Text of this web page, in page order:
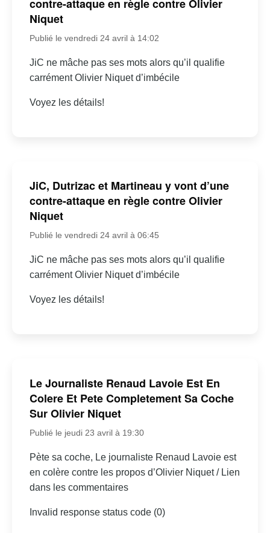
contre-attaque en règle contre Olivier
Niquet
Publié le vendredi 24 avril à 14:02
JiC ne mâche pas ses mots alors qu’il qualifie
carrément Olivier Niquet d’imbécile
Voyez les détails!
JiC, Dutrizac et Martineau y vont d’une
contre-attaque en règle contre Olivier
Niquet
Publié le vendredi 24 avril à 06:45
JiC ne mâche pas ses mots alors qu’il qualifie
carrément Olivier Niquet d’imbécile
Voyez les détails!
Le Journaliste Renaud Lavoie Est En
Colere Et Pete Completement Sa Coche
Sur Olivier Niquet
Publié le jeudi 23 avril à 19:30
Pète sa coche, Le journaliste Renaud Lavoie est
en colère contre les propos d’Olivier Niquet / Lien
dans les commentaires
Invalid response status code (0)